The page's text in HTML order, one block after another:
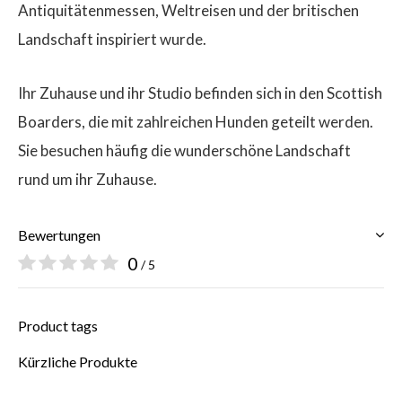
Antiquitätenmessen, Weltreisen und der britischen
Landschaft inspiriert wurde.
Ihr Zuhause und ihr Studio befinden sich in den Scottish
Boarders, die mit zahlreichen Hunden geteilt werden.
Sie besuchen häufig die wunderschöne Landschaft
rund um ihr Zuhause.
Bewertungen
0 / 5
Product tags
Kürzliche Produkte